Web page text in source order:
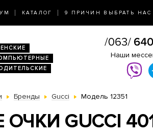
КАТАЛОГ 9 ПРИЧИН ВЫБРАТЬ НАС
Наши
Бренды Gucci Модель 12351
GUCCI